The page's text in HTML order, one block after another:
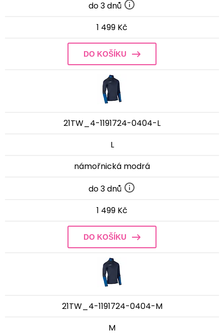
do 3 dnů
1 499 Kč
DO KOŠÍKU
21TW_4-1191724-0404-L
L
námořnická modrá
do 3 dnů
1 499 Kč
DO KOŠÍKU
21TW_4-1191724-0404-M
M